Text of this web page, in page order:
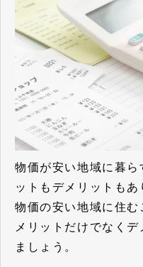
物価が安い地域に暮ら
ットもデメリットもあ
物価の安い地域に住む
メリットだけでなく
ましょう。